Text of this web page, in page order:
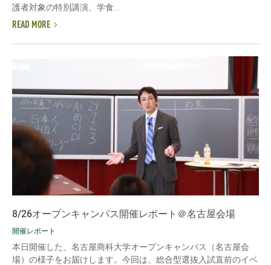
護者対象の特別講演、学食...
READ MORE
8/26オープンキャンパス開催レポート＠名古屋会場
開催レポート
本日開催した、名古屋商科大学オープンキャンパス（名古屋会
場）の様子をお届けします。今回は、総合型選抜入試直前のイベ